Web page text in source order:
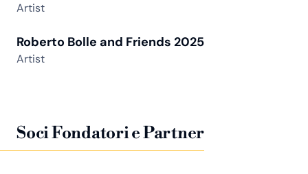
Artist
Roberto Bolle and Friends 2025
Artist
Soci Fondatori e Partner